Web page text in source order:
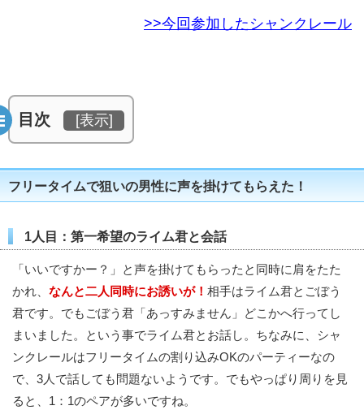
>>今回参加したシャンクレール
目次 [表示]
フリータイムで狙いの男性に声を掛けてもらえた！
1人目：第一希望のライム君と会話
「いいですかー？」と声を掛けてもらったと同時に肩をたた
かれ、 なんと二人同時にお誘いが！ 相手はライム君とごぼう
君です。でもごぼう君「あっすみません」どこかへ行ってし
まいました。という事でライム君とお話し。ちなみに、シャ
ンクレールはフリータイムの割り込みOKのパーティーなの
で、3人で話しても問題ないようです。でもやっぱり周りを見
ると、1：1のペアが多いですね。